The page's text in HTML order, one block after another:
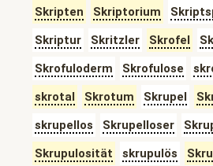
Skripten
Skriptorium
Skriptur
Skritzler Skrofel
Skrofuloderm
Skrofulose
skrotal
Skrotum Skrupel
skrupellos
Skrupelloser
Skrupulosität
skrupulös